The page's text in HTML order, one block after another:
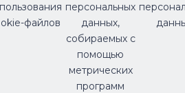
файлов
персональных
данных,
собираемых с
помощью
метрических
программ